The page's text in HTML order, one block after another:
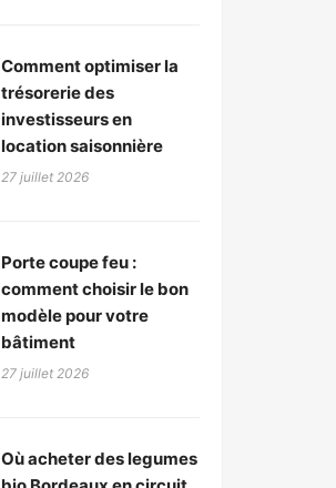
Comment optimiser la
trésorerie des
investisseurs en
location saisonnière
27 juillet 2026
Porte coupe feu :
comment choisir le bon
modèle pour votre
bâtiment
27 juillet 2026
Où acheter des legumes